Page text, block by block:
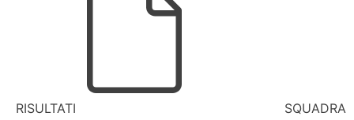
RISULTATI SQUADRA